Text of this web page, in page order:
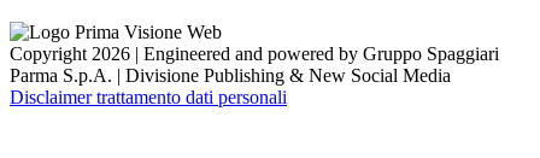
Copyright 2026 | Engineered and powered by Gruppo Spaggiari
Parma S.p.A. | Divisione Publishing & New Social Media
Disclaimer trattamento dati personali